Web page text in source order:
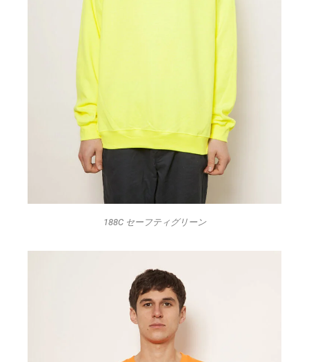
188C セーフティグリーン